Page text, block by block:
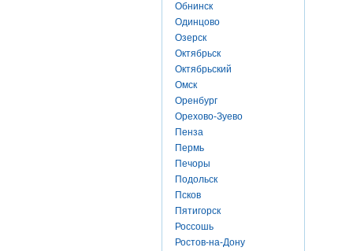
Обнинск
Одинцово
Озерск
Октябрьск
Октябрьский
Омск
Оренбург
Орехово-Зуево
Пенза
Пермь
Печоры
Подольск
Псков
Пятигорск
Россошь
Ростов-на-Дону